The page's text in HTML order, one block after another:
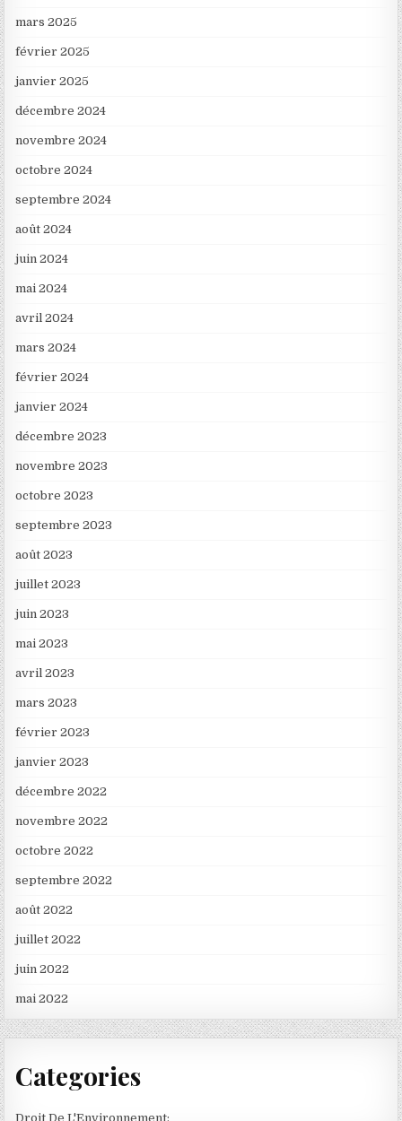
mars 2025
février 2025
janvier 2025
décembre 2024
novembre 2024
octobre 2024
septembre 2024
août 2024
juin 2024
mai 2024
avril 2024
mars 2024
février 2024
janvier 2024
décembre 2023
novembre 2023
octobre 2023
septembre 2023
août 2023
juillet 2023
juin 2023
mai 2023
avril 2023
mars 2023
février 2023
janvier 2023
décembre 2022
novembre 2022
octobre 2022
septembre 2022
août 2022
juillet 2022
juin 2022
mai 2022
Categories
Droit De L'Environnement: